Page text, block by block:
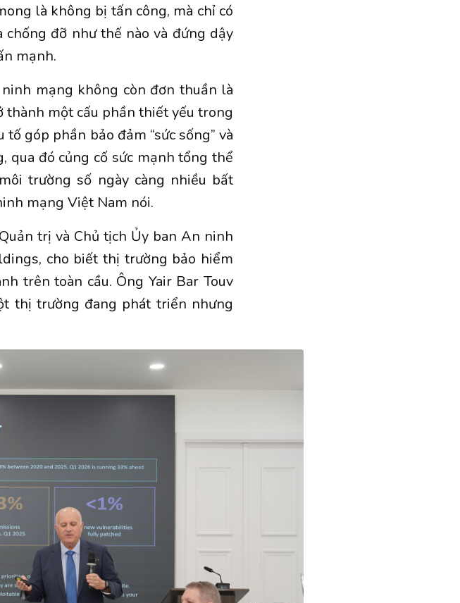
là không bị tấn công, mà chỉ có
đỡ như thế nào và đứng dậy
mạnh.
mạng không còn đơn thuần là
một cấu phần thiết yếu trong
góp phần bảo đảm “sức sống” và
qua đó củng cố sức mạnh tổng thể
trường số ngày càng nhiều bất
mạng Việt Nam nói.
trị và Chủ tịch Ủy ban An ninh
cho biết thị trường bảo hiểm
trên toàn cầu. Ông Yair Bar Touv
thị trường đang phát triển nhưng